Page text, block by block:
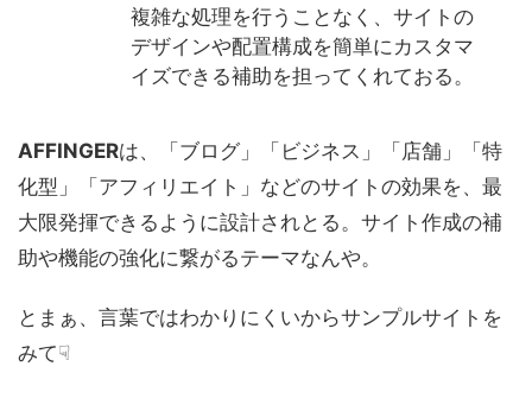
複雑な処理を行うことなく、サイトの
デザインや配置構成を簡単にカスタマ
イズできる補助を担ってくれておる。
AFFINGERは、「ブログ」「ビジネス」「店舗」「特
化型」「アフィリエイト」などのサイトの効果を、最
大限発揮できるように設計されとる。サイト作成の補
助や機能の強化に繋がるテーマなんや。
とまぁ、言葉ではわかりにくいからサンプルサイトを
みて☟